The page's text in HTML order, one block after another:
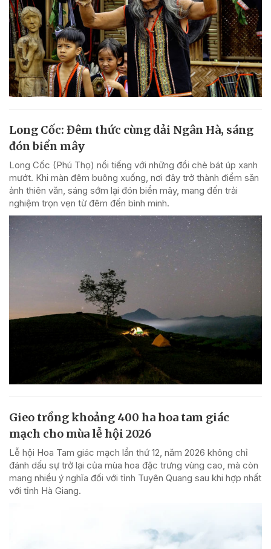
Long Cốc: Đêm thức cùng dải Ngân Hà, sáng
đón biển mây
Long Cốc (Phú Thọ) nổi tiếng với những đồi chè bát úp xanh
mướt. Khi màn đêm buông xuống, nơi đây trở thành điểm săn
ảnh thiên văn, sáng sớm lại đón biển mây, mang đến trải
nghiệm trọn vẹn từ đêm đến bình minh.
Gieo trồng khoảng 400 ha hoa tam giác
mạch cho mùa lễ hội 2026
Lễ hội Hoa Tam giác mạch lần thứ 12, năm 2026 không chỉ
đánh dấu sự trở lại của mùa hoa đặc trưng vùng cao, mà còn
mang nhiều ý nghĩa đối với tỉnh Tuyên Quang sau khi hợp nhất
với tỉnh Hà Giang.